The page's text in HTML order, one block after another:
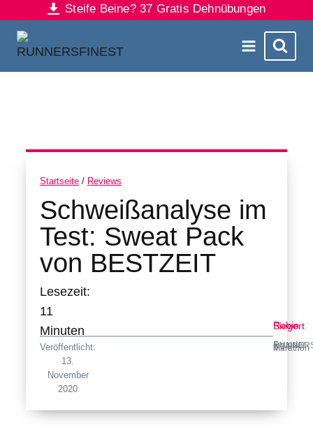
Steife Beine? 37 Gratis Dehnübungen
Zum
Inhalt
springen
Startseite / Reviews
Schweißanalyse im
Test: Sweat Pack
von BESTZEIT
Lesezeit:
11
Minuten
Veröffentlicht:
13.
November
2020
Robin Siegert
Founder RUNNERSFINEST · 2:34 h Marathon